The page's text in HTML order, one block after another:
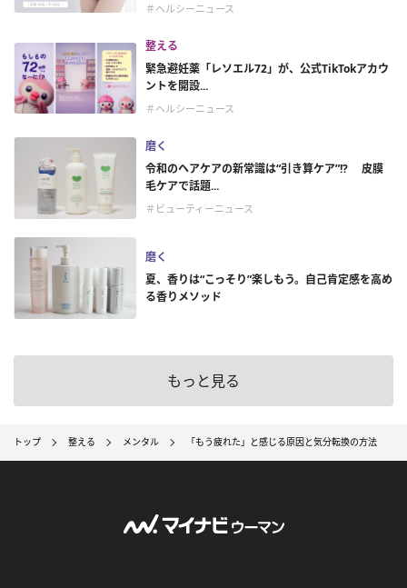
＃ヘルシーニュース
整える
緊急避妊薬「レソエル72」が、公式TikTokアカウ
ントを開設...
＃ヘルシーニュース
磨く
令和のヘアケアの新常識は“引き算ケア”!? 皮膜
毛ケアで話題...
＃ビューティーニュース
磨く
夏、香りは“こっそり”楽しもう。自己肯定感を高め
る香りメソッド
もっと見る
トップ 整える メンタル 「もう疲れた」と感じる原因と気分転換の方法